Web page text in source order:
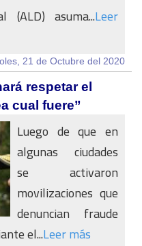
(ALD) asuma...Leer
21 de Octubre del 2020
respetar el
cual fuere”
Luego de que en
algunas ciudades
se activaron
movilizaciones que
denuncian fraude
el...Leer más